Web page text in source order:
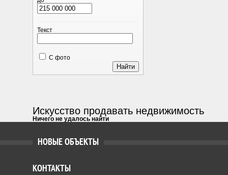
Текст
С фото
Искусство продавать недвижимость
Ничего не удалось найти
НОВЫЕ ОБЪЕКТЫ
КОНТАКТЫ